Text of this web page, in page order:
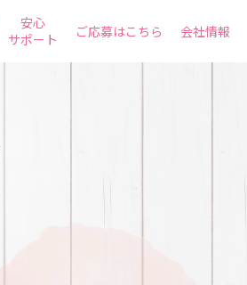
安心
サポート
ご応募はこちら 会社情報